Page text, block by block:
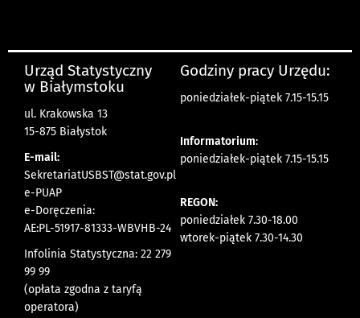
Urząd Statystyczny
w Białymstoku
ul. Krakowska 13
15-875 Białystok
E-mail:
SekretariatUSBST@stat.gov.pl
e-PUAP
e-Doręczenia:
AE:PL-51917-81333-WBVHB-24
Infolinia Statystyczna: 22 279
99 99
(opłata zgodna z taryfą
operatora)
Godziny pracy Urzędu:
poniedziałek-piątek 7.15-15.15
Informatorium:
poniedziałek-piątek 7.15-15.15
REGON:
poniedziałek 7.30-18.00
wtorek-piątek 7.30-14.30